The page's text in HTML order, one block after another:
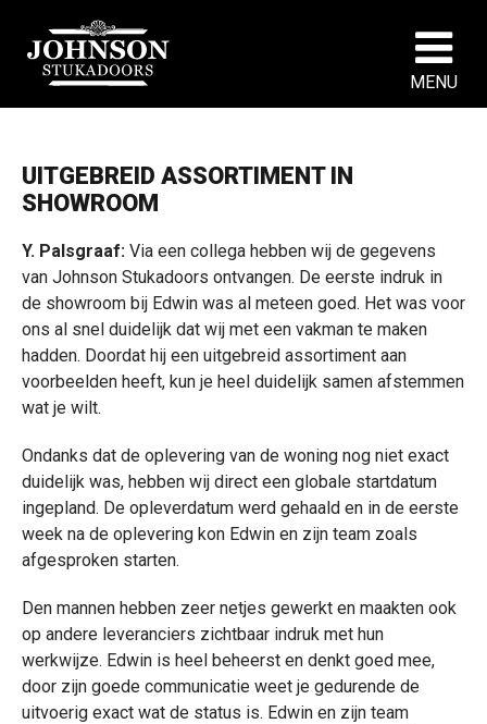
MENU
UITGEBREID ASSORTIMENT IN
SHOWROOM
Y. Palsgraaf: Via een collega hebben wij de gegevens
van Johnson Stukadoors ontvangen. De eerste indruk in
de showroom bij Edwin was al meteen goed. Het was voor
ons al snel duidelijk dat wij met een vakman te maken
hadden. Doordat hij een uitgebreid assortiment aan
voorbeelden heeft, kun je heel duidelijk samen afstemmen
wat je wilt.
Ondanks dat de oplevering van de woning nog niet exact
duidelijk was, hebben wij direct een globale startdatum
ingepland. De opleverdatum werd gehaald en in de eerste
week na de oplevering kon Edwin en zijn team zoals
afgesproken starten.
Den mannen hebben zeer netjes gewerkt en maakten ook
op andere leveranciers zichtbaar indruk met hun
werkwijze. Edwin is heel beheerst en denkt goed mee,
door zijn goede communicatie weet je gedurende de
uitvoerig exact wat de status is. Edwin en zijn team